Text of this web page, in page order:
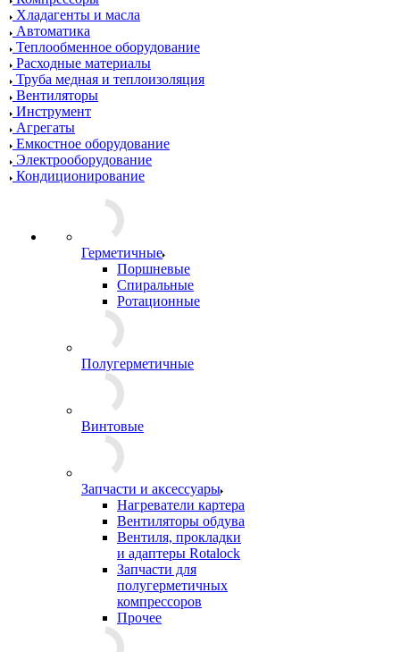
Хладагенты и масла
Автоматика
Теплообменное оборудование
Расходные материалы
Труба медная и теплоизоляция
Вентиляторы
Инструмент
Агрегаты
Емкостное оборудование
Электрооборудование
Кондиционирование
Герметичные
Поршневые
Спиральные
Ротационные
Полугерметичные
Винтовые
Запчасти и аксессуары
Нагреватели картера
Вентиляторы обдува
Вентиля, прокладки
и адаптеры Rotalock
Запчасти для
полугерметичных
компрессоров
Прочее